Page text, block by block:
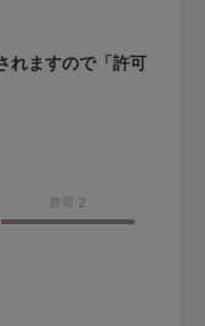
れますので「許可